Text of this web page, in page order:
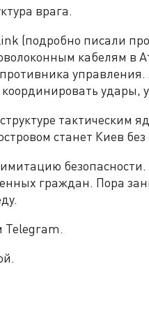
врага.
(подробно писали про
кабелям в
удары,
тактическим
станет Киев
граждан. Пора
Telegram.